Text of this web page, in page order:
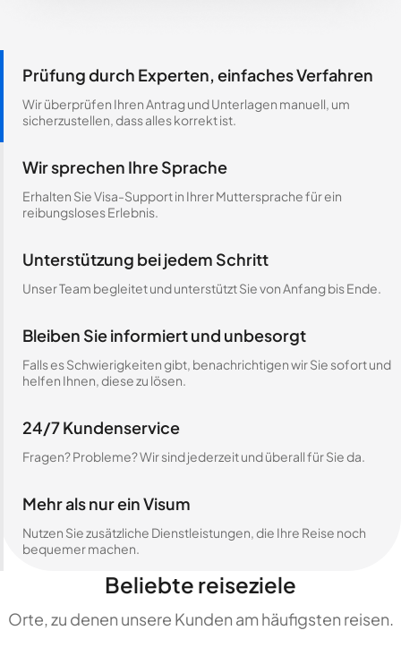
Prüfung durch Experten, einfaches Verfahren
Wir überprüfen Ihren Antrag und Unterlagen manuell, um
sicherzustellen, dass alles korrekt ist.
Wir sprechen Ihre Sprache
Erhalten Sie Visa-Support in Ihrer Muttersprache für ein
reibungsloses Erlebnis.
Unterstützung bei jedem Schritt
Unser Team begleitet und unterstützt Sie von Anfang bis Ende.
Bleiben Sie informiert und unbesorgt
Falls es Schwierigkeiten gibt, benachrichtigen wir Sie sofort und
helfen Ihnen, diese zu lösen.
24/7 Kundenservice
Fragen? Probleme? Wir sind jederzeit und überall für Sie da.
Mehr als nur ein Visum
Nutzen Sie zusätzliche Dienstleistungen, die Ihre Reise noch
bequemer machen.
Beliebte reiseziele
Orte, zu denen unsere Kunden am häufigsten reisen.